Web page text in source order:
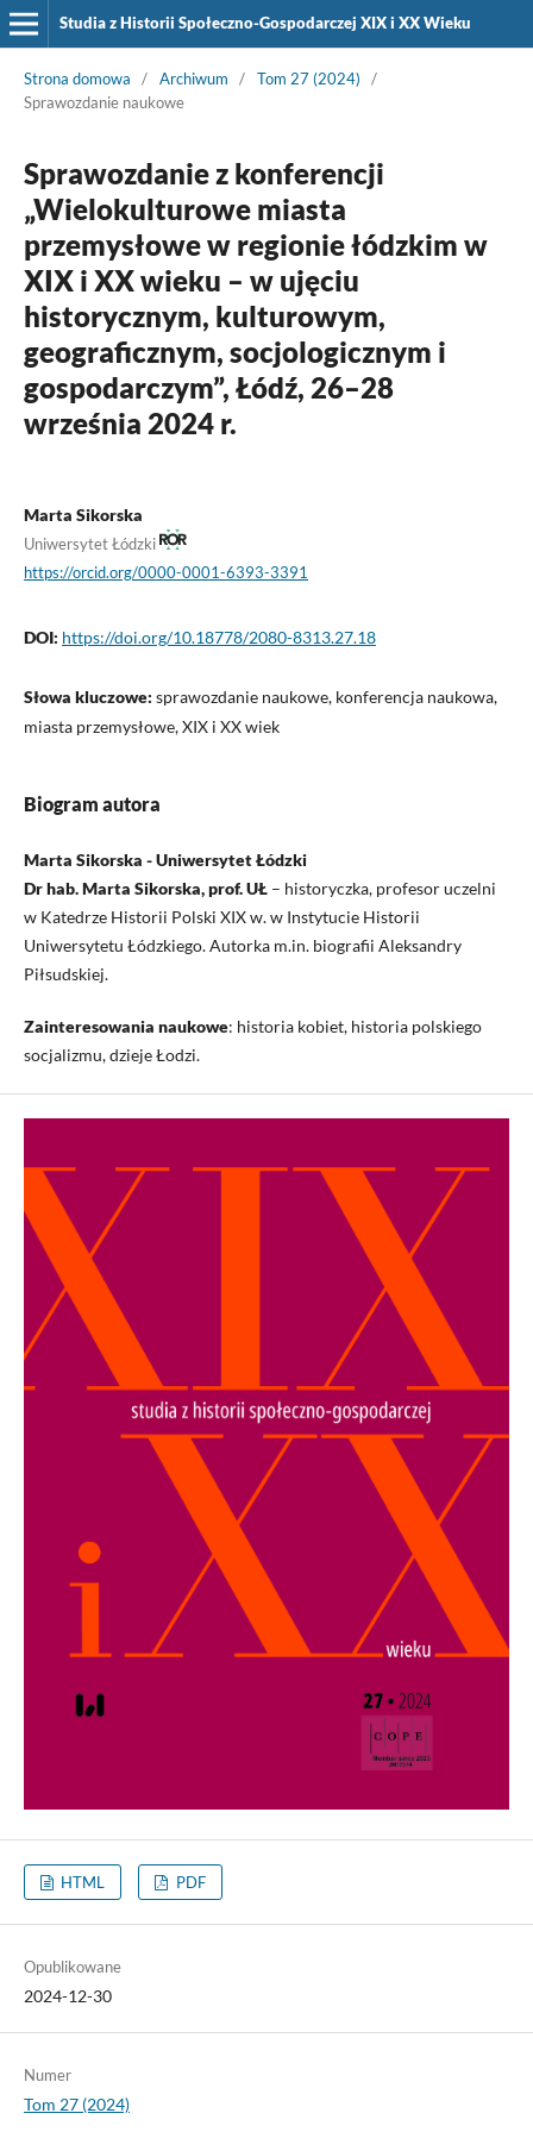
Studia z Historii Społeczno-Gospodarczej XIX i XX Wieku
Strona domowa / Archiwum / Tom 27 (2024)
/
Sprawozdanie naukowe
Sprawozdanie z konferencji
„Wielokulturowe miasta
przemysłowe w regionie łódzkim w
XIX i XX wieku – w ujęciu
historycznym, kulturowym,
geograficznym, socjologicznym i
gospodarczym”, Łódź, 26–28
września 2024 r.
Marta Sikorska
Uniwersytet Łódzki
https://orcid.org/0000-0001-6393-3391
DOI: https://doi.org/10.18778/2080-8313.27.18
Słowa kluczowe: sprawozdanie naukowe, konferencja naukowa,
miasta przemysłowe, XIX i XX wiek
Biogram autora
Marta Sikorska - Uniwersytet Łódzki
Dr hab. Marta Sikorska, prof. UŁ– historyczka, profesor uczelni
w Katedrze Historii Polski XIX w. w Instytucie Historii
Uniwersytetu Łódzkiego. Autorka m.in. biografii Aleksandry
Piłsudskiej.
Zainteresowania naukowe: historia kobiet, historia polskiego
socjalizmu, dzieje Łodzi.
HTML PDF
Opublikowane
2024-12-30
Numer
Tom 27 (2024)